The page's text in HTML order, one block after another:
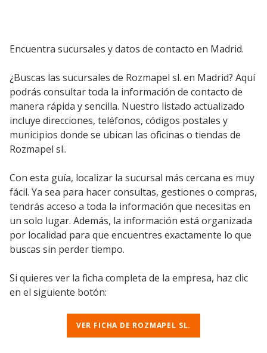
Encuentra sucursales y datos de contacto en Madrid.
¿Buscas las sucursales de Rozmapel sl. en Madrid? Aquí
podrás consultar toda la información de contacto de
manera rápida y sencilla. Nuestro listado actualizado
incluye direcciones, teléfonos, códigos postales y
municipios donde se ubican las oficinas o tiendas de
Rozmapel sl..
Con esta guía, localizar la sucursal más cercana es muy
fácil. Ya sea para hacer consultas, gestiones o compras,
tendrás acceso a toda la información que necesitas en
un solo lugar. Además, la información está organizada
por localidad para que encuentres exactamente lo que
buscas sin perder tiempo.
Si quieres ver la ficha completa de la empresa, haz clic
en el siguiente botón:
VER FICHA DE ROZMAPEL SL.